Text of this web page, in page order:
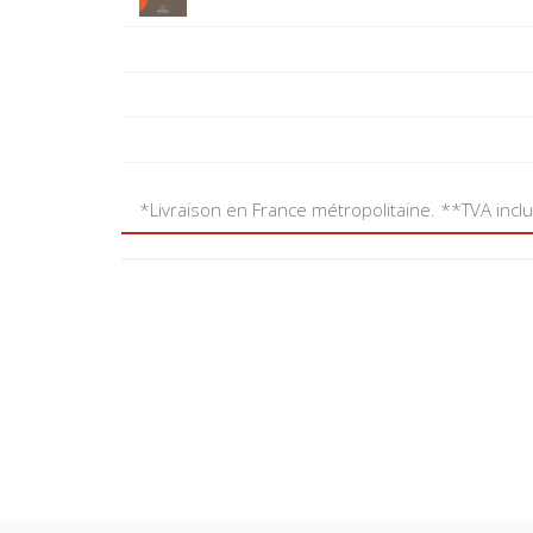
*Livraison en France métropolitaine. **TVA